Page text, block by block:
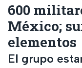
600
México;
elementos
El grupo